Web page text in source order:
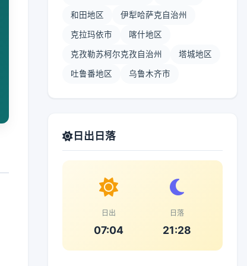
和田地区 伊犁哈萨克自治州
克拉玛依市 喀什地区
克孜勒苏柯尔克孜自治州 塔城地区
吐鲁番地区 乌鲁木齐市
日出日落
日出
07:04
日落
21:28